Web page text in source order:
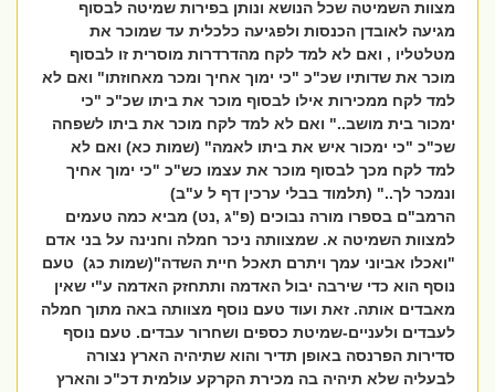
מצוות השמיטה שכל הנושא ונותן בפירות שמיטה לבסוף
מגיעה לאובדן הכנסות ולפגיעה כלכלית עד שמוכר את
מטלטליו , ואם לא למד לקח מהדרדרות מוסרית זו לבסוף
מוכר את שדותיו שכ"כ "כי ימוך אחיך ומכר מאחוזתו" ואם לא
למד לקח ממכירות אילו לבסוף מוכר את ביתו שכ"כ "כי
ימכור בית מושב.." ואם לא למד לקח מוכר את ביתו לשפחה
שכ"כ "כי ימכור איש את ביתו לאמה" (שמות כא) ואם לא
למד לקח מכך לבסוף מוכר את עצמו כש"כ "כי ימוך אחיך
ונמכר לך.." (תלמוד בבלי ערכין דף ל ע"ב)
הרמב"ם בספרו מורה נבוכים (פ"ג ,נט) מביא כמה טעמים
למצוות השמיטה א. שמצוותה ניכר חמלה וחנינה על בני אדם
"ואכלו אביוני עמך ויתרם תאכל חיית השדה"(שמות כג) טעם
נוסף הוא כדי שירבה יבול האדמה ותתחזק האדמה ע"י שאין
מאבדים אותה. זאת ועוד טעם נוסף מצוותה באה מתוך חמלה
לעבדים ולעניים-שמיטת כספים ושחרור עבדים. טעם נוסף
סדירות הפרנסה באופן תדיר והוא שתיהיה הארץ נצורה
לבעליה שלא תיהיה בה מכירת הקרקע עולמית דכ"כ והארץ